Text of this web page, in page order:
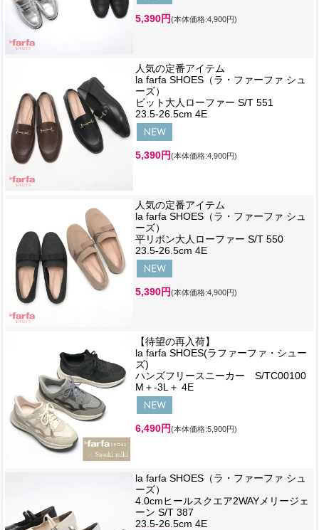
5,390円(本体価格:4,900円)
人気の定番アイテム
la farfa SHOES（ラ・ファーファ シュ
ーズ）
ビット大人ローファー S/T 551
23.5-26.5cm 4E
5,390円(本体価格:4,900円)
人気の定番アイテム
la farfa SHOES（ラ・ファーファ シュ
ーズ）
平リボン大人ローファー S/T 550
23.5-26.5cm 4E
5,390円(本体価格:4,900円)
【待望の再入荷】
la farfa SHOES(ラファーファ・シュー
ズ)
ハンズフリースニーカー S/TC00100
M＋-3L＋ 4E
6,490円(本体価格:5,900円)
la farfa SHOES（ラ・ファーファ シュ
ーズ）
4.0cmヒールスクエア2WAYメリージェ
ーン S/T 387
23.5-26.5cm 4E